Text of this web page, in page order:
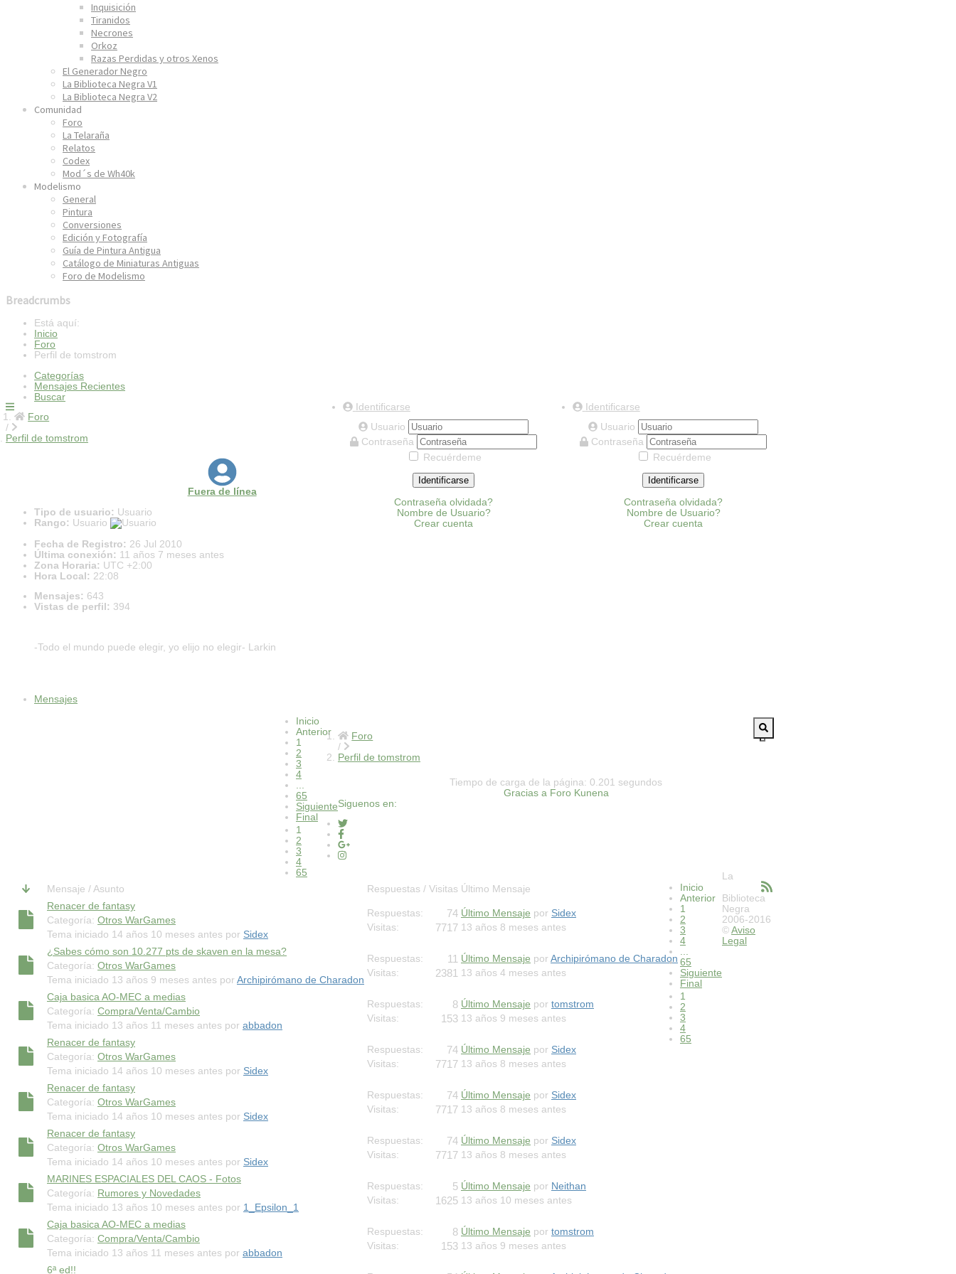
Inquisición
Tiranidos
Necrones
Orkoz
Razas Perdidas y otros Xenos
El Generador Negro
La Biblioteca Negra V1
La Biblioteca Negra V2
Comunidad
Foro
La Telaraña
Relatos
Codex
Mod´s de Wh40k
Modelismo
General
Pintura
Conversiones
Edición y Fotografía
Guía de Pintura Antigua
Catálogo de Miniaturas Antiguas
Foro de Modelismo
Breadcrumbs
Está aquí:
Inicio
Foro
Perfil de tomstrom
Categorías
Mensajes Recientes
Buscar
Identificarse
Usuario
Contraseña
Recuérdeme
Identificarse
Contraseña olvidada?
Nombre de Usuario?
Crear cuenta
Identificarse
Usuario
Contraseña
Recuérdeme
Identificarse
Contraseña olvidada?
Nombre de Usuario?
Crear cuenta
Foro
Perfil de tomstrom
Fuera de línea
Tipo de usuario: Usuario
Rango: Usuario
Fecha de Registro: 26 Jul 2010
Última conexión: 11 años 7 meses antes
Zona Horaria: UTC +2:00
Hora Local: 22:08
Mensajes: 643
Vistas de perfil: 394
-Todo el mundo puede elegir, yo elijo no elegir- Larkin
Mensajes
(643 mensajes )
Inicio
Anterior
1
2
3
4
...
65
Siguiente
Final
1
2
3
4
65
Mensaje / Asunto
Respuestas / Visitas Último Mensaje
Renacer de fantasy
Categoría: Otros WarGames
Tema iniciado 14 años 10 meses antes por Sidex
Respuestas: 74
Visitas: 7717
Último Mensaje por Sidex
13 años 8 meses antes
¿Sabes cómo son 10.277 pts de skaven en la mesa?
Categoría: Otros WarGames
Tema iniciado 13 años 9 meses antes por Archipirómano de Charadon
Respuestas: 11
Visitas: 2381
Último Mensaje por Archipirómano de Charadon
13 años 4 meses antes
Caja basica AO-MEC a medias
Categoría: Compra/Venta/Cambio
Tema iniciado 13 años 11 meses antes por abbadon
Respuestas: 8
Visitas: 153
Último Mensaje por tomstrom
13 años 9 meses antes
Renacer de fantasy
Categoría: Otros WarGames
Tema iniciado 14 años 10 meses antes por Sidex
Respuestas: 74
Visitas: 7717
Último Mensaje por Sidex
13 años 8 meses antes
Renacer de fantasy
Categoría: Otros WarGames
Tema iniciado 14 años 10 meses antes por Sidex
Respuestas: 74
Visitas: 7717
Último Mensaje por Sidex
13 años 8 meses antes
Renacer de fantasy
Categoría: Otros WarGames
Tema iniciado 14 años 10 meses antes por Sidex
Respuestas: 74
Visitas: 7717
Último Mensaje por Sidex
13 años 8 meses antes
MARINES ESPACIALES DEL CAOS - Fotos
Categoría: Rumores y Novedades
Tema iniciado 13 años 10 meses antes por 1_Epsilon_1
Respuestas: 5
Visitas: 1625
Último Mensaje por Neithan
13 años 10 meses antes
Caja basica AO-MEC a medias
Categoría: Compra/Venta/Cambio
Tema iniciado 13 años 11 meses antes por abbadon
Respuestas: 8
Visitas: 153
Último Mensaje por tomstrom
13 años 9 meses antes
6ª ed!!
Inicio
Anterior
1
2
3
4
...
65
Siguiente
Final
1
2
3
4
65
Foro
Perfil de tomstrom
Tiempo de carga de la página: 0.201 segundos
Gracias a Foro Kunena
Siguenos en:
La
Biblioteca
Negra
2006-2016
© Aviso
Legal